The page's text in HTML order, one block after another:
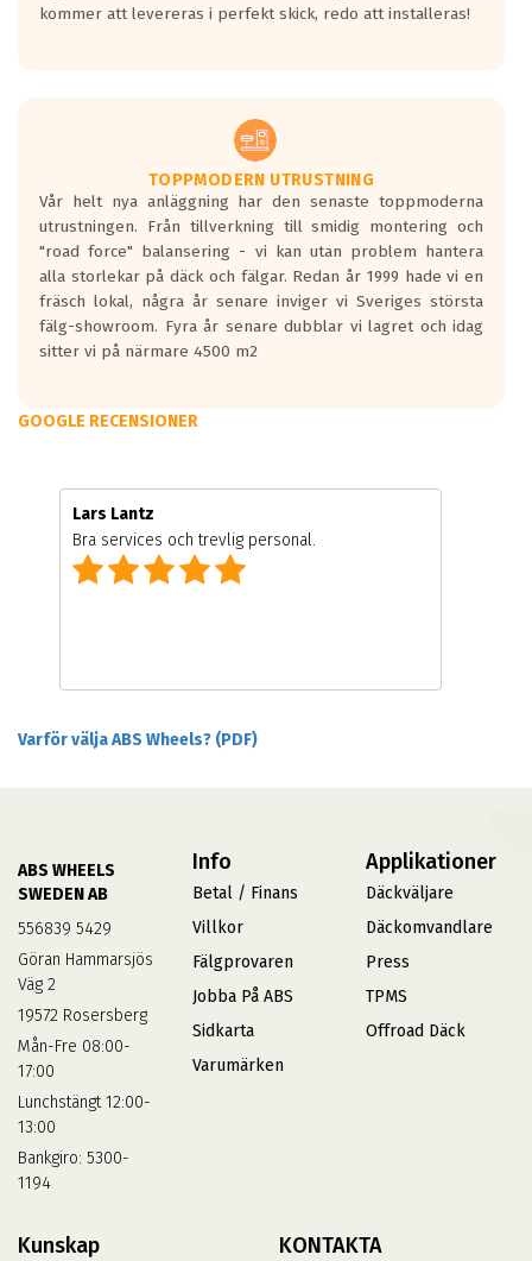
kommer att levereras i perfekt skick, redo att installeras!
TOPPMODERN UTRUSTNING
Vår helt nya anläggning har den senaste toppmoderna
utrustningen. Från tillverkning till smidig montering och
"road force" balansering - vi kan utan problem hantera
alla storlekar på däck och fälgar. Redan år 1999 hade vi en
fräsch lokal, några år senare inviger vi Sveriges största
fälg-showroom. Fyra år senare dubblar vi lagret och idag
sitter vi på närmare 4500 m2
GOOGLE RECENSIONER
Lars Lantz
Bra services och trevlig personal.
Varför välja ABS Wheels? (PDF)
ABS WHEELS
SWEDEN AB
556839 5429
Göran Hammarsjös
Väg 2
19572 Rosersberg
Mån-Fre 08:00-
17:00
Lunchstängt 12:00-
13:00
Bankgiro: 5300-
1194
Info
Betal / Finans
Villkor
Fälgprovaren
Jobba På ABS
Sidkarta
Varumärken
Applikationer
Däckväljare
Däckomvandlare
Press
TPMS
Offroad Däck
Kunskap KONTAKTA